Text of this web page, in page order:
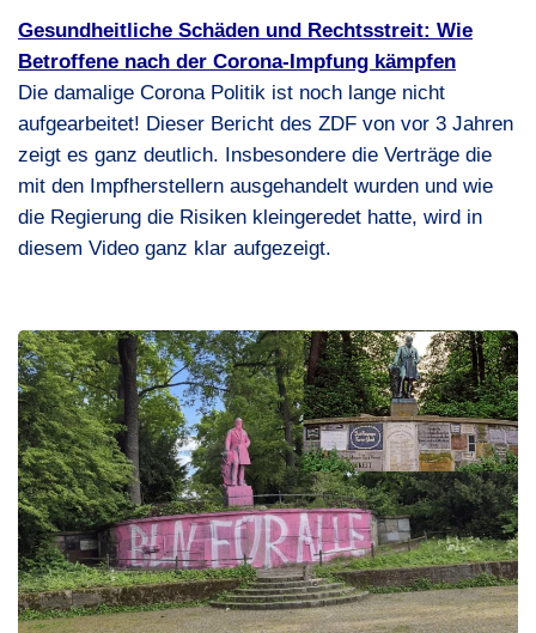
Gesundheitliche Schäden und Rechtsstreit: Wie
Betroffene nach der Corona-Impfung kämpfen
Die damalige Corona Politik ist noch lange nicht
aufgearbeitet! Dieser Bericht des ZDF von vor 3 Jahren
zeigt es ganz deutlich. Insbesondere die Verträge die
mit den Impfherstellern ausgehandelt wurden und wie
die Regierung die Risiken kleingeredet hatte, wird in
diesem Video ganz klar aufgezeigt.